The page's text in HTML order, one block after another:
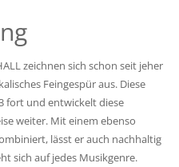
zeichnen sich schon seit jeher
Feingespür aus. Diese
fort und entwickelt diese
weiter. Mit einem ebenso
lässt er auch nachhaltig
sich auf jedes Musikgenre.